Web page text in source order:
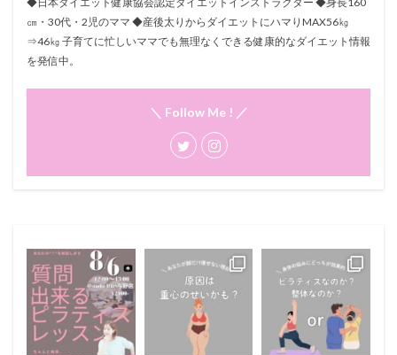
㎝・30代・2児のママ ◆産後太りからダイエットにハマりMAX56㎏
⇒46㎏ 子育てに忙しいママでも無理なくできる健康的なダイエット情報
を発信中。
＼ Follow Me ! ／